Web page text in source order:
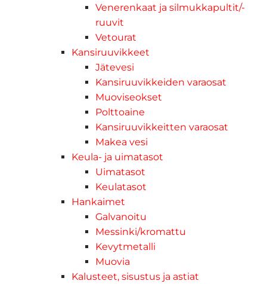
Venerenkaat ja silmukkapultit/-
ruuvit
Vetourat
Kansiruuvikkeet
Jätevesi
Kansiruuvikkeiden varaosat
Muoviseokset
Polttoaine
Kansiruuvikkeitten varaosat
Makea vesi
Keula- ja uimatasot
Uimatasot
Keulatasot
Hankaimet
Galvanoitu
Messinki/kromattu
Kevytmetalli
Muovia
Kalusteet, sisustus ja astiat